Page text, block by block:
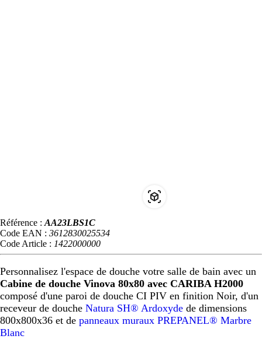
Référence : AA23LBS1C
Code EAN : 3612830025534
Code Article : 1422000000
Personnalisez l'espace de douche votre salle de bain avec un
Cabine de douche Vinova 80x80 avec CARIBA H2000
composé d'une paroi de douche CI PIV en finition Noir, d'un
receveur de douche Natura SH® Ardoxyde de dimensions
800x800x36 et de panneaux muraux PREPANEL® Marbre
Blanc